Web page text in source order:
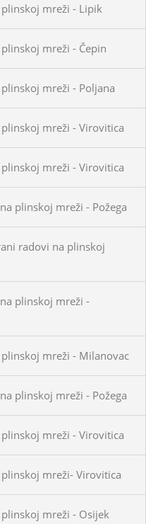
mreži - Lipik
mreži - Čepin
mreži - Poljana
mreži - Virovitica
mreži - Virovitica
plinskoj mreži - Požega
radovi na plinskoj
plinskoj mreži -
mreži - Milanovac
plinskoj mreži - Požega
mreži - Virovitica
mreži- Virovitica
mreži - Osijek